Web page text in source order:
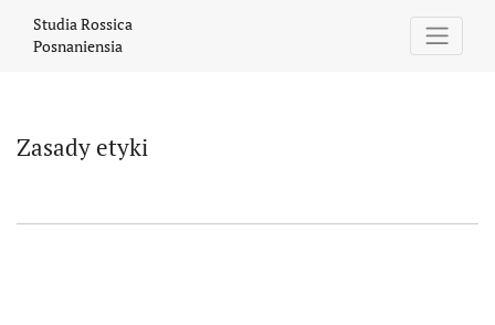
Zasady etyki
Studia Rossica
Posnaniensia
Zasady etyki